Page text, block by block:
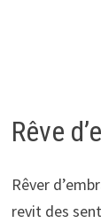
Rêve
Rêver
revit des